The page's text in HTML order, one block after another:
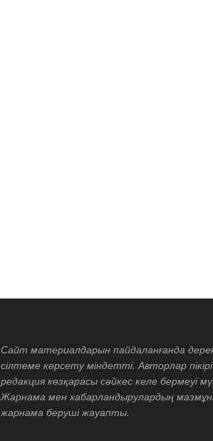
Сайт материалдарын пайдаланғанда
сілтеме көрсету міндетті. Авторлар
редакция көзқарасы сәйкес келе бермеуі
Жарнама мен хабарландырулардың
жарнама беруші жауапты.